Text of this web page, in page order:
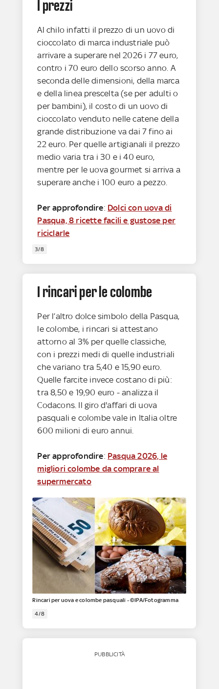
I prezzi
Al chilo infatti il prezzo di un uovo di
cioccolato di marca industriale può
arrivare a superare nel 2026 i 77 euro,
contro i 70 euro dello scorso anno. A
seconda delle dimensioni, della marca
e della linea prescelta (se per adulti o
per bambini), il costo di un uovo di
cioccolato venduto nelle catene della
grande distribuzione va dai 7 fino ai
22 euro. Per quelle artigianali il prezzo
medio varia tra i 30 e i 40 euro,
mentre per le uova gourmet si arriva a
superare anche i 100 euro a pezzo.
Per approfondire: Dolci con uova di
Pasqua, 8 ricette facili e gustose per
riciclarle
3/8
I rincari per le colombe
Per l’altro dolce simbolo della Pasqua,
le colombe, i rincari si attestano
attorno al 3% per quelle classiche,
con i prezzi medi di quelle industriali
che variano tra 5,40 e 15,90 euro.
Quelle farcite invece costano di più:
tra 8,50 e 19,90 euro - analizza il
Codacons. Il giro d'affari di uova
pasquali e colombe vale in Italia oltre
600 milioni di euro annui.
Per approfondire: Pasqua 2026, le
migliori colombe da comprare al
supermercato
Rincari per uova e colombe pasquali - ©IPA/Fotogramma
4/8
PUBBLICITÀ